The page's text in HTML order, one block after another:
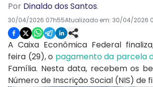
Por Dinaldo dos Santos.
30/04/2026 07h55Atualizado em: 30/04/2026
A Caixa Econômica Federal
feira (29), o pagamento da parcela
Família. Nesta data, recebem os
Número de Inscrição Social (NIS) de